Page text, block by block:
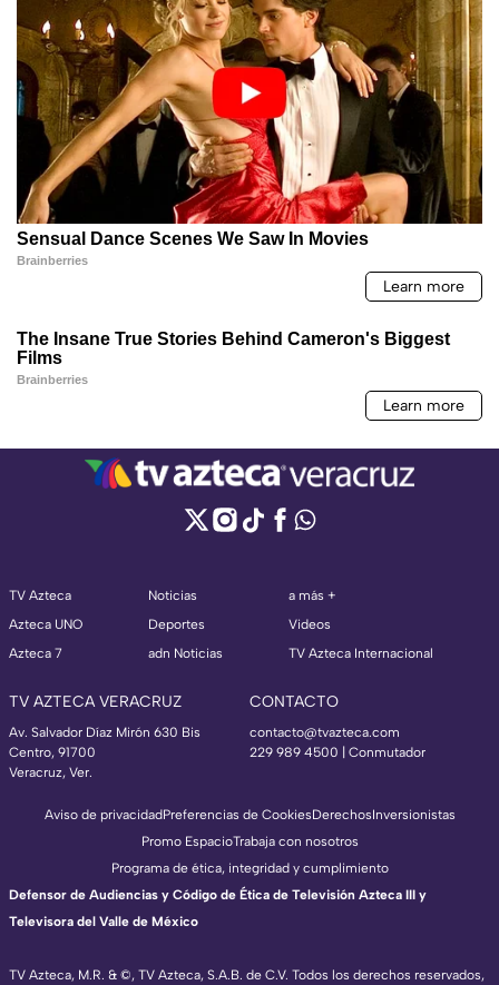
TV Azteca
Azteca UNO
Azteca 7
Noticias
Deportes
adn Noticias
a más +
Videos
TV Azteca Internacional
TV AZTECA VERACRUZ
Av. Salvador Díaz Mirón 630 Bis
Centro, 91700
Veracruz, Ver.
CONTACTO
contacto@tvazteca.com
229 989 4500 | Conmutador
TV Azteca, M.R. & ©, TV Azteca, S.A.B. de C.V. Todos los derechos reservados,
Aviso de privacidadPreferencias de CookiesDerechosInversionistas
Promo EspacioTrabaja con nosotros
Programa de ética, integridad y cumplimiento
Defensor de Audiencias y Código de Ética de Televisión Azteca III y
Televisora del Valle de México